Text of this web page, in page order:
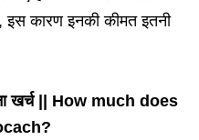
कारण इनकी कीमत इतनी
खर्च || How much does